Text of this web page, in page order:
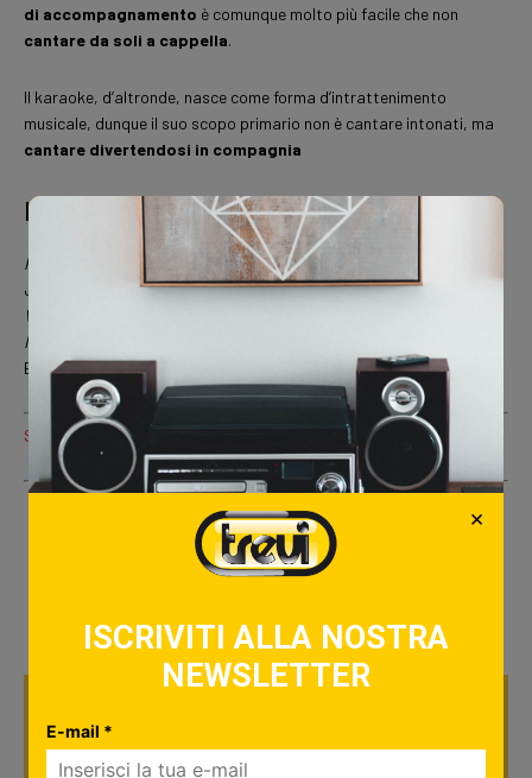
di accompagnamento è comunque molto più facile che non
cantare da soli a cappella.
Il karaoke, d’altronde, nasce come forma d’intrattenimento
musicale, dunque il suo scopo primario non è cantare intonati, ma
cantare divertendosi in compagnia
Libri consigliati
Fatti di musica. La scienza di un’ossessione umana
J., 2008, Codice Edizioni.
Vocal classes. L’evoluzione nel canto
Manuale di canto. La tecnica, la pratica, la postura
Battaglia Damiani, 2004, Gremese.
Scopri ora tutti i nostri altoparlanti karaoke!
Love1
situazione in Italia
×
ISCRIVITI ALLA NOSTRA
NEWSLETTER
E-mail *